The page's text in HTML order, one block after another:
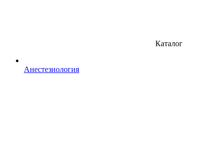
Каталог
Анестезиология